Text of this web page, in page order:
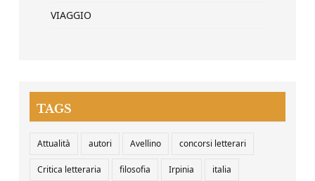
VIAGGIO
TAGS
Attualità autori Avellino concorsi letterari
Critica letteraria filosofia Irpinia italia